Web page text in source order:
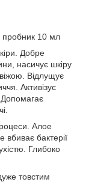
пробник 10 мл
Добре
насичує шкіру
Відлущує
Активізує
Допомагає
Алое
вбиває бактерії
Глибоко
товстим